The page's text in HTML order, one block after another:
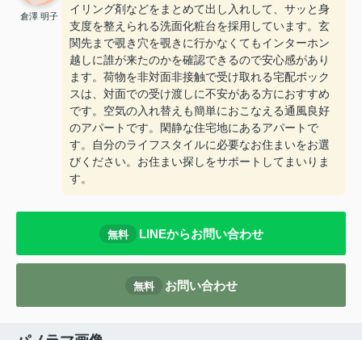
倉澤 明子
イリング剤などをまとめて出し入れして、サッと身
支度を整えられる洗面化粧台を採用しています。玄
関先まで覗き穴を覗きに行かなくてもインターホン
越しに誰が来たのかを確認できるので安心感があり
ます。荷物を非対面非接触で受け取れる宅配ボック
スは、対面での受け渡しに不安がある方におすすめ
です。空気の入れ替えも簡単におこなえる通風良好
のアパートです。閑静な住宅地にあるアパートで
す。自分のライフスタイルに必要なお住まいをお選
びください。お住まい探しをサポートしてまいりま
す。
無料 LINEからお問い合わせ
無料 お問い合わせ